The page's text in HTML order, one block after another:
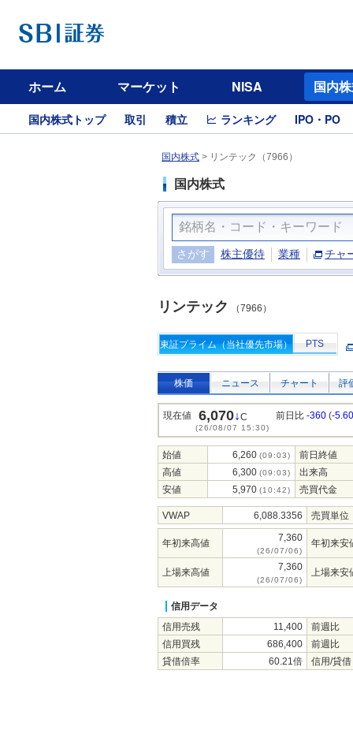
ホーム マーケット NISA 国内
国内株式トップ 取引 積立 ランキング IPO・PO
国内株式 > リンテック（7966）
国内株式
さがす 株主優待 業種 チャ
リンテック （7966）
東証プライム（当社優先市場） PTS
株価 ニュース チャート 評
現在値 6,070↓C
(26/08/07 15:30)
前日比 -360 (-
始値 6,260 (09:03)
前日終値
高値
6,300 (09:03)
出来高
安値
5,970 (10:42) 売買代金
VWAP 6,088.3356 売買単位
年初来高値 7,360
(26/07/06)
年初来安
上場来高値 7,360
(26/07/06)
上場来安
信用データ
信用売残
11,400
前週比
信用買残
686,400
前週比
貸借倍率
60.21倍 信用/貸借